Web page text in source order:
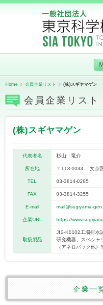
Home 会員企業リスト (株)スギヤマゲン
会員企業リスト
(株)スギヤマゲン
代表者名 杉山 竜介
所在地 〒113-0033 文京
TEL 03-3814-0285
FAX 03-3814-3255
E-mail mail@sugiyama-
企業URL https://
取扱製品
JIS-K0102工場排水
研究機器、スペシャ
（アネロパック他）
企業一